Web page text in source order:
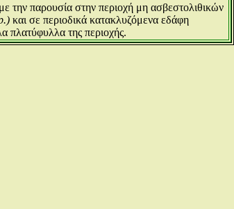
την παρουσία στην περιοχή μη ασβεστολιθικών
και σε περιοδικά κατακλυζόμενα εδάφη
πλατύφυλλα της περιοχής.